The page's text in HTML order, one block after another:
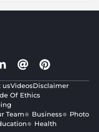
usVideosDisclaimer
Of Ethics
Team Business
Photo
Health